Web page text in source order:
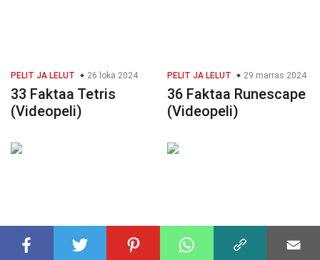
PELIT JA LELUT 26 loka 2024
33 Faktaa Tetris
(Videopeli)
PELIT JA LELUT 29 marras 2024
36 Faktaa Runescape
(Videopeli)